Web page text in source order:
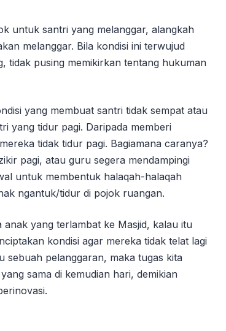
untuk santri yang melanggar, alangkah
melanggar. Bila kondisi ini terwujud
tidak pusing memikirkan tentang hukuman
yang membuat santri tidak sempat atau
yang tidur pagi. Daripada memberi
tidak tidur pagi. Bagiamana caranya?
pagi, atau guru segera mendampingi
untuk membentuk halaqah-halaqah
ngantuk/tidur di pojok ruangan.
yang terlambat ke Masjid, kalau itu
kondisi agar mereka tidak telat lagi
sebuah pelanggaran, maka tugas kita
sama di kemudian hari, demikian